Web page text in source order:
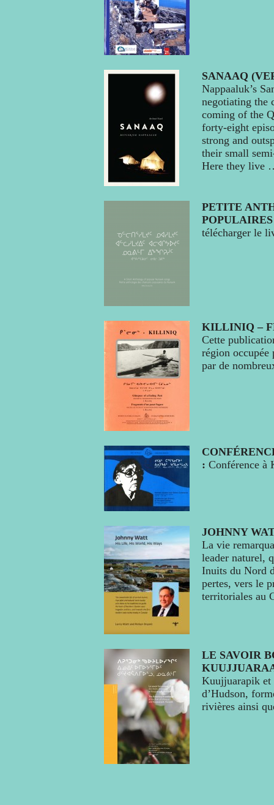
SANAAQ
Nappaaluk’s
negotiating the
coming of the
forty-eight
strong and
their small
Here they live
PETITE
télécharger le
KILLINIQ –
Cette
région occupée
par de
Conférence à
JOHNNY
La vie
leader naturel,
Inuits du Nord
pertes, vers le
territoriales au
LE SAVOIR
Kuujjuarapik et
d’Hudson,
rivières ainsi